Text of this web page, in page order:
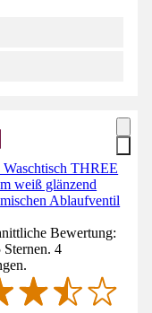
Waschtisch THREE
weiß glänzend
Ablaufventil
Bewertung:
4